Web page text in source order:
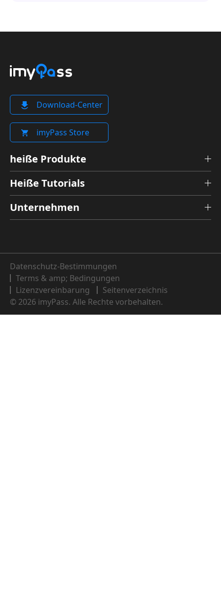
Download-Center
imyPass Store
heiße Produkte
Heiße Tutorials
Unternehmen
Datenschutz-Bestimmungen
Terms & amp; Bedingungen
Lizenzvereinbarung
Seitenverzeichnis
© 2026 imyPass. Alle Rechte vorbehalten.